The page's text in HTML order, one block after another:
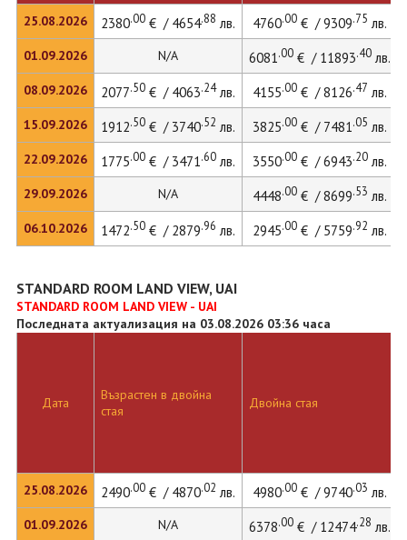
25.08.2026
01.09.2026
08.09.2026
15.09.2026
22.09.2026
29.09.2026
06.10.2026
2380.00€ / 4654.88 лв. 4760.00€ / 9309.75 лв.
N/A 6081.00€ / 11893.40лв.
2077.50€ / 4063.24лв. 4155.00€ / 8126.47 лв.
1912.50€ / 3740.52 лв. 3825.00€ / 7481.05 лв.
1775.00€ / 3471.60лв. 3550.00€ / 6943.20лв.
N/A 4448.00€ / 8699.53 лв.
1472.50€ / 2879.96 лв. 2945.00€ / 5759.92 лв.
STANDARD ROOM LAND VIEW, UAI
STANDARD ROOM LAND VIEW - UAI
Последната актуализация на 03.08.2026 03:36 часа
Дата
25.08.2026
01.09.2026
Възрастен в двойна
стая
Двойна стая
2490.00€ / 4870.02 лв. 4980.00€ / 9740.03 лв.
N/A 6378.00€ / 12474.28 лв.